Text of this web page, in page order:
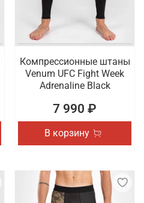
Компрессионные штаны
Venum UFC Fight Week
Adrenaline Black
7 990 ₽
В корзину